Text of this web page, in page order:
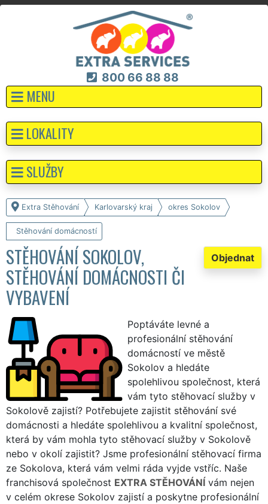
800 66 88 88
MENU
Extra Stěhování Karlovarský kraj okres Sokolov
Stěhování domácností
Objednat
STĚHOVÁNÍ SOKOLOV,
STĚHOVÁNÍ DOMÁCNOSTI ČI
VYBAVENÍ
Poptáváte levné a
profesionální stěhování
domácností ve městě
Sokolov a hledáte
spolehlivou společnost, která
vám tyto stěhovací služby v
Sokolově zajistí? Potřebujete zajistit stěhování své
domácnosti a hledáte spolehlivou a kvalitní společnost,
která by vám mohla tyto stěhovací služby v Sokolově
nebo v okolí zajistit? Jsme profesionální stěhovací firma
ze Sokolova, která vám velmi ráda vyjde vstříc. Naše
franchisová společnost EXTRA STĚHOVÁNÍ vám nejen
v celém okrese Sokolov zajistí a poskytne profesionální
LOKALITY
SLUŽBY